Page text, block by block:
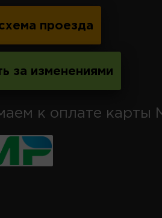
проезда
за изменениями
к оплате карты